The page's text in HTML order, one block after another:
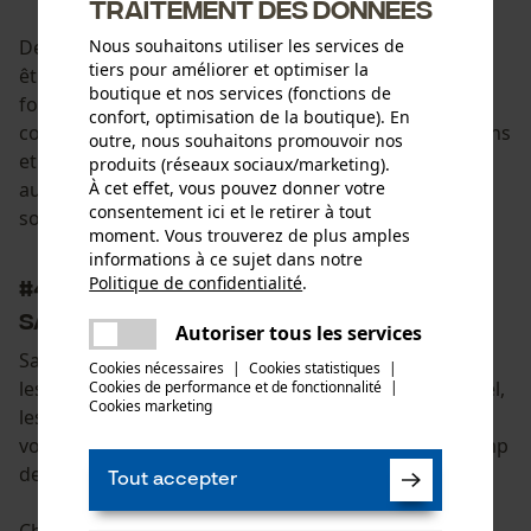
Dependant, si l'on remarque que des arbres doivent
être abattus en faveur de la forêt lors de l'inventaire
forestier, c'est bien sûr une bonne idée dans le
contexte des ventes de sapins de Noël. Les sapins, pins
et épicéas indigènes sont de véritables alternatives
aux sapins Nordmann et doivent être rétablis dans la
société.
#4 Sapin de Noël : des alternatives au
sapin de Noël traditionnel
Sans aiguilles, structures en bois ou en métal sur
lesquelles on peut accrocher des décorations de Noël,
les arbres illuminés, qui s'intègrent facilement dans
votre intérieur même après Noël, élargissent le champ
des possibilités.
traitement des données
Nous souhaitons utiliser les services de
tiers pour améliorer et optimiser la
boutique et nos services (fonctions de
confort, optimisation de la boutique). En
outre, nous souhaitons promouvoir nos
produits (réseaux sociaux/marketing).
À cet effet, vous pouvez donner votre
consentement ici et le retirer à tout
moment. Vous trouverez de plus amples
informations à ce sujet dans notre
Politique de confidentialité.
Autoriser tous les services
Cookies nécessaires | Cookies statistiques |
Cookies de performance et de fonctionnalité |
Cookies marketing
Tout accepter
Une erreur s'est produite. Veuillez
essayer encore.
partager
partager
mail